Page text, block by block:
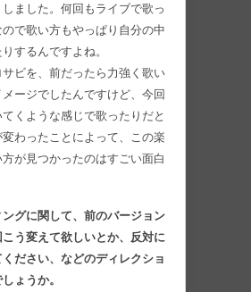
ました。何回もライブで歌っ
で歌い方もやっぱり自分の中
するんですよね。
ビを、前だったら力強く歌い
ージでしたんですけど、今回
くような感じで歌ったりだと
わったことによって、この楽
が見つかったのはすごい面白
グに関して、前のバージョン
う変えて欲しいとか、反対に
ださい、などのディレクショ
ょうか。